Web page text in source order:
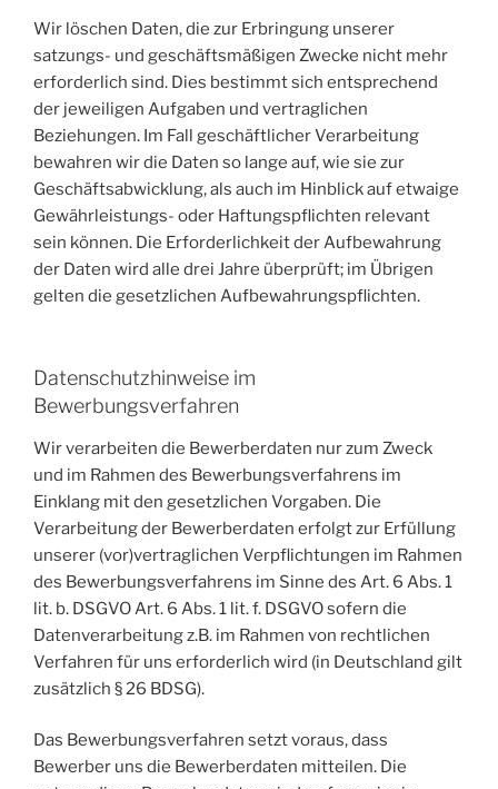
Wir löschen Daten, die zur Erbringung unserer
satzungs- und geschäftsmäßigen Zwecke nicht mehr
erforderlich sind. Dies bestimmt sich entsprechend
der jeweiligen Aufgaben und vertraglichen
Beziehungen. Im Fall geschäftlicher Verarbeitung
bewahren wir die Daten so lange auf, wie sie zur
Geschäftsabwicklung, als auch im Hinblick auf etwaige
Gewährleistungs- oder Haftungspflichten relevant
sein können. Die Erforderlichkeit der Aufbewahrung
der Daten wird alle drei Jahre überprüft; im Übrigen
gelten die gesetzlichen Aufbewahrungspflichten.
Datenschutzhinweise im
Bewerbungsverfahren
Wir verarbeiten die Bewerberdaten nur zum Zweck
und im Rahmen des Bewerbungsverfahrens im
Einklang mit den gesetzlichen Vorgaben. Die
Verarbeitung der Bewerberdaten erfolgt zur Erfüllung
unserer (vor)vertraglichen Verpflichtungen im Rahmen
des Bewerbungsverfahrens im Sinne des Art. 6 Abs. 1
lit. b. DSGVO Art. 6 Abs. 1 lit. f. DSGVO sofern die
Datenverarbeitung z.B. im Rahmen von rechtlichen
Verfahren für uns erforderlich wird (in Deutschland gilt
zusätzlich § 26 BDSG).
Das Bewerbungsverfahren setzt voraus, dass
Bewerber uns die Bewerberdaten mitteilen. Die